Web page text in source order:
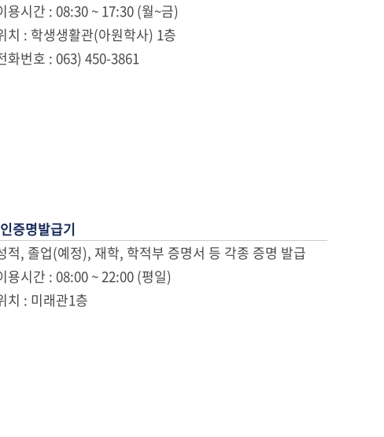
용시간 : 08:30 ~ 17:30 (월~금)
치 : 학생생활관(아원학사) 1층
화번호 : 063) 450-3861
증명발급기
적, 졸업(예정), 재학, 학적부 증명서 등 각종 증명 발급
용시간 : 08:00 ~ 22:00 (평일)
치 : 미래관1층